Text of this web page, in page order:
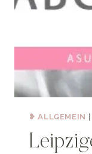
❥ ALLGEMEIN